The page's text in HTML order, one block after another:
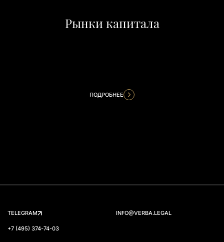
Рынки капитала
ПОДРОБНЕЕ
TELEGRAM INFO@VERBA.LEGAL
+7 (495) 374-74-03